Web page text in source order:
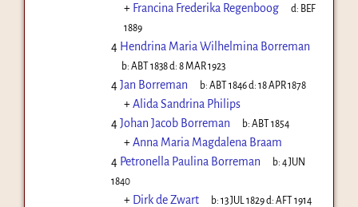
+ Francina Frederika Regenboog d: BEF
1889
4 Hendrina Maria Wilhelmina Borreman
b:ABT 1838d:8 MAR 1923
4Jan Borreman b:ABT 1846d:18 APR 1878
+Alida Sandrina Philips
4Johan Jacob Borreman b:ABT 1854
+Anna Maria Magdalena Braam
4 Petronella Paulina Borreman b:4 JUN
1840
+ Dirk de Zwart b:13 JUL 1829d:AFT 1914